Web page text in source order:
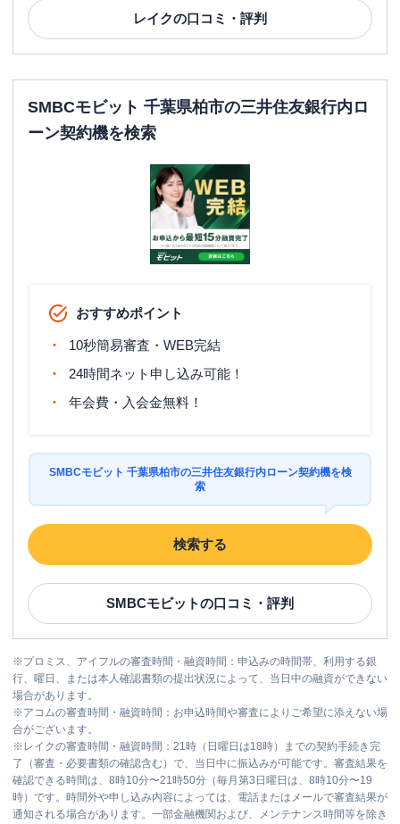
レイクの口コミ・評判
SMBCモビット 千葉県柏市の三井住友銀行内ロ
ーン契約機を検索
おすすめポイント
10秒簡易審査・WEB完結
24時間ネット申し込み可能！
年会費・入会金無料！
SMBCモビット 千葉県柏市の三井住友銀行内ローン契約機を検
索
検索する
SMBCモビットの口コミ・評判
※プロミス、アイフルの審査時間・融資時間：申込みの時間帯、利用する銀
行、曜日、または本人確認書類の提出状況によって、当日中の融資ができない
場合があります。
※アコムの審査時間・融資時間：お申込時間や審査によりご希望に添えない場
合がございます。
※ レイクの審査時間・融資時間：21時（日曜日は18時）までの契約手続き完
了（審査・必要書類の確認含む）で、当日中に振込みが可能です。審査結果を
確認できる時間は、8時10分〜21時50分（毎月第3日曜日は、8時10分〜19
時）です。時間外や申し込み内容によっては、電話またはメールで審査結果が
通知される場合があります。一部金融機関および、メンテナンス時間等を除き